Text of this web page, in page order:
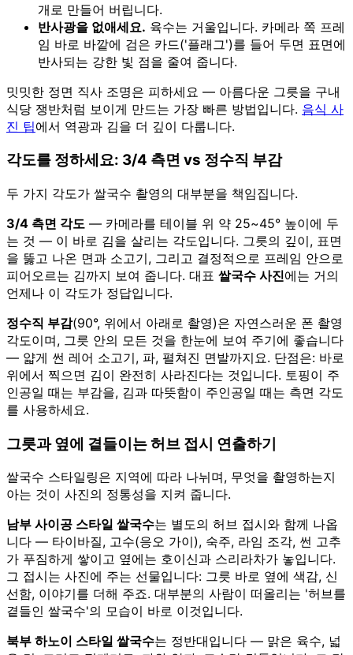
개로 만들어 버립니다.
반사광을 없애세요. 육수는 거울입니다. 카메라 쪽 프레
임 바로 바깥에 검은 카드('플래그')를 들어 두면 표면에
반사되는 강한 빛 점을 줄여 줍니다.
밋밋한 정면 직사 조명은 피하세요 — 아름다운 그릇을 구내
식당 쟁반처럼 보이게 만드는 가장 빠른 방법입니다. 음식 사
진 팁에서 역광과 김을 더 깊이 다룹니다.
각도를 정하세요: 3/4 측면 vs 정수직 부감
두 가지 각도가 쌀국수 촬영의 대부분을 책임집니다.
3/4 측면 각도 — 카메라를 테이블 위 약 25~45° 높이에 두
는 것 — 이 바로 김을 살리는 각도입니다. 그릇의 깊이, 표면
을 뚫고 나온 면과 소고기, 그리고 결정적으로 프레임 안으로
피어오르는 김까지 보여 줍니다. 대표 쌀국수 사진에는 거의
언제나 이 각도가 정답입니다.
정수직 부감(90°, 위에서 아래로 촬영)은 자연스러운 폰 촬영
각도이며, 그릇 안의 모든 것을 한눈에 보여 주기에 좋습니다
— 얇게 썬 레어 소고기, 파, 펼쳐진 면발까지요. 단점은: 바로
위에서 찍으면 김이 완전히 사라진다는 것입니다. 토핑이 주
인공일 때는 부감을, 김과 따뜻함이 주인공일 때는 측면 각도
를 사용하세요.
그릇과 옆에 곁들이는 허브 접시 연출하기
쌀국수 스타일링은 지역에 따라 나뉘며, 무엇을 촬영하는지
아는 것이 사진의 정통성을 지켜 줍니다.
남부 사이공 스타일 쌀국수는 별도의 허브 접시와 함께 나옵
니다 — 타이바질, 고수(응오 가이), 숙주, 라임 조각, 썬 고추
가 푸짐하게 쌓이고 옆에는 호이신과 스리라차가 놓입니다.
그 접시는 사진에 주는 선물입니다: 그릇 바로 옆에 색감, 신
선함, 이야기를 더해 주죠. 대부분의 사람이 떠올리는 '허브를
곁들인 쌀국수'의 모습이 바로 이것입니다.
북부 하노이 스타일 쌀국수는 정반대입니다 — 맑은 육수, 넓